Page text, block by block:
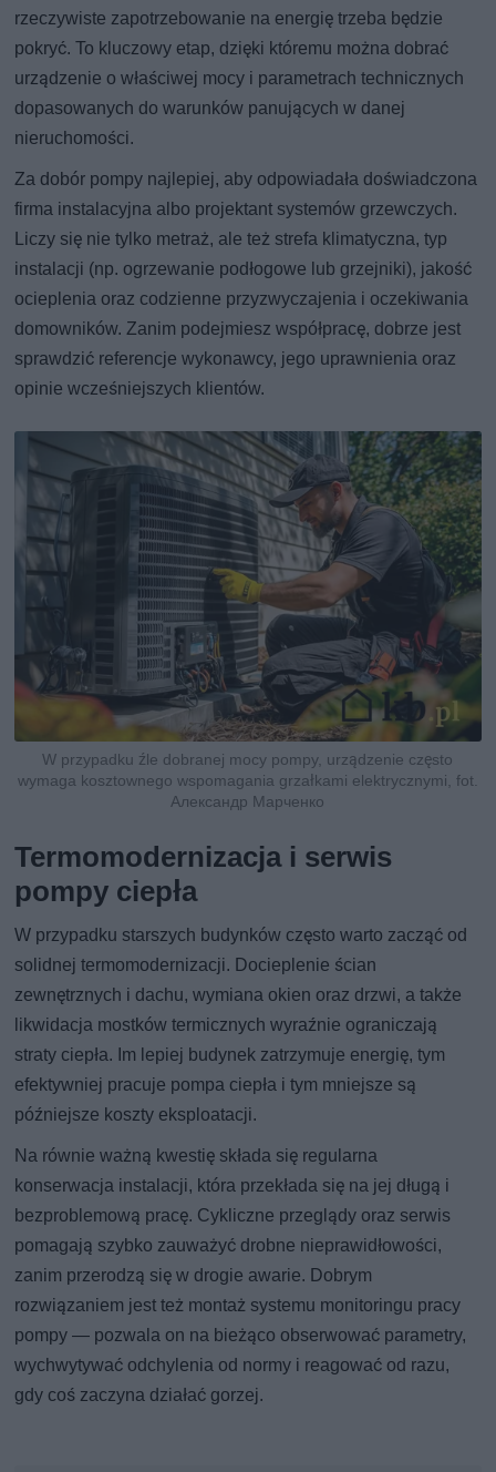
rzeczywiste zapotrzebowanie na energię trzeba będzie
pokryć. To kluczowy etap, dzięki któremu można dobrać
urządzenie o właściwej mocy i parametrach technicznych
dopasowanych do warunków panujących w danej
nieruchomości.
Za dobór pompy najlepiej, aby odpowiadała doświadczona
firma instalacyjna albo projektant systemów grzewczych.
Liczy się nie tylko metraż, ale też strefa klimatyczna, typ
instalacji (np. ogrzewanie podłogowe lub grzejniki), jakość
ocieplenia oraz codzienne przyzwyczajenia i oczekiwania
domowników. Zanim podejmiesz współpracę, dobrze jest
sprawdzić referencje wykonawcy, jego uprawnienia oraz
opinie wcześniejszych klientów.
W przypadku źle dobranej mocy pompy, urządzenie często
wymaga kosztownego wspomagania grzałkami elektrycznymi, fot.
Александр Марченко
Termomodernizacja i serwis
pompy ciepła
W przypadku starszych budynków często warto zacząć od
solidnej termomodernizacji. Docieplenie ścian
zewnętrznych i dachu, wymiana okien oraz drzwi, a także
likwidacja mostków termicznych wyraźnie ograniczają
straty ciepła. Im lepiej budynek zatrzymuje energię, tym
efektywniej pracuje pompa ciepła i tym mniejsze są
późniejsze koszty eksploatacji.
Na równie ważną kwestię składa się regularna
konserwacja instalacji, która przekłada się na jej długą i
bezproblemową pracę. Cykliczne przeglądy oraz serwis
pomagają szybko zauważyć drobne nieprawidłowości,
zanim przerodzą się w drogie awarie. Dobrym
rozwiązaniem jest też montaż systemu monitoringu pracy
pompy — pozwala on na bieżąco obserwować parametry,
wychwytywać odchylenia od normy i reagować od razu,
gdy coś zaczyna działać gorzej.